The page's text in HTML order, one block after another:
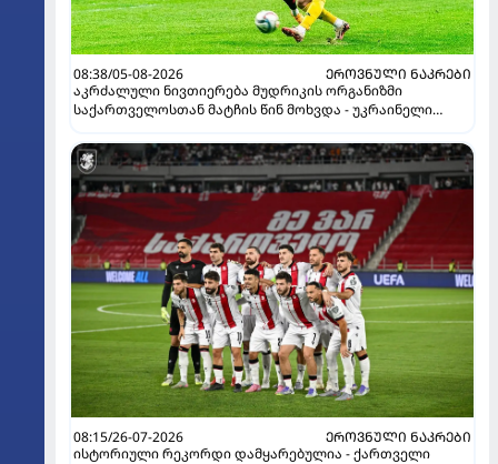
08:38/05-08-2026
ᲔᲠᲝᲕᲜᲣᲚᲘ ᲜᲐᲙᲠᲔᲑᲘ
აკრძალული ნივთიერება მუდრიკის ორგანიზმი
საქართველოსთან მატჩის წინ მოხვდა - უკრაინელი
ინფორმაციას ავრცელებს
08:15/26-07-2026
ᲔᲠᲝᲕᲜᲣᲚᲘ ᲜᲐᲙᲠᲔᲑᲘ
ისტორიული რეკორდი დამყარებულია - ქართველი